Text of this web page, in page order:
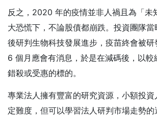
反之，2020 年的疫情並非人禍且為「未
大恐慌下，不論股債都崩跌。投資團隊
後研判生物科技發展進步，疫苗終會被
6 個月應會有消息，於是在減碼後，以較
錯殺或受惠的標的。
專業法人擁有豐富的研究資源，小額投
定難度，但可以學習法人研判市場走勢